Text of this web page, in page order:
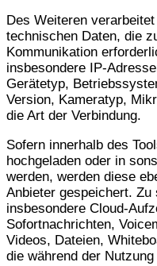
Des Weiteren
technischen Daten, die
Kommunikation
insbesondere IP-
Gerätetyp,
Version, Kameratyp,
die Art der Verbindung.
Sofern innerhalb des
hochgeladen oder in
werden, werden diese
Anbieter gespeichert.
insbesondere Cloud-
Sofortnachrichten,
Videos, Dateien,
die während der